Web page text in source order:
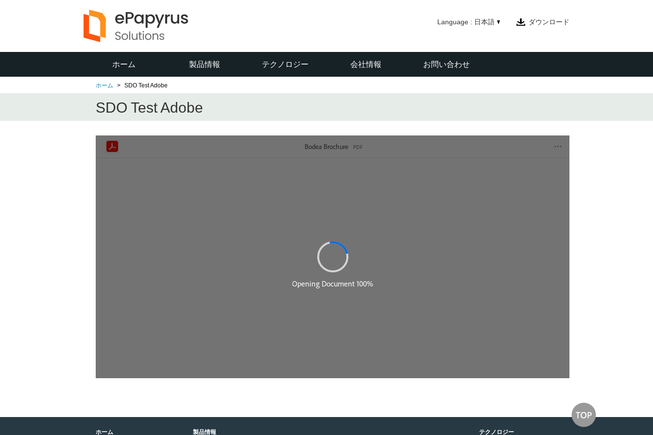
Language : 日本語 ダウンロード
ホーム 製品情報 テクノロジー 会社情報 お問い合わせ
ホーム SDO Test Adobe
SDO Test Adobe
ホーム 製品情報 テクノロジー